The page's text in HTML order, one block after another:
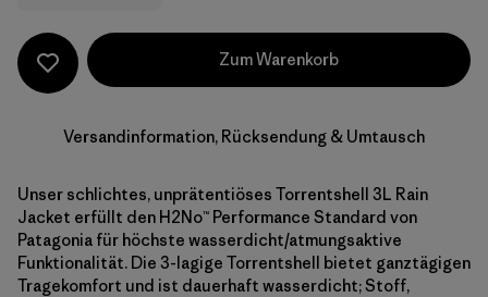
Zum Warenkorb
Versandinformation, Rücksendung & Umtausch
Unser schlichtes, unprätentiöses Torrentshell 3L Rain
Jacket erfüllt den H2No™ Performance Standard von
Patagonia für höchste wasserdicht/atmungsaktive
Funktionalität. Die 3-lagige Torrentshell bietet ganztägigen
Tragekomfort und ist dauerhaft wasserdicht; Stoff,